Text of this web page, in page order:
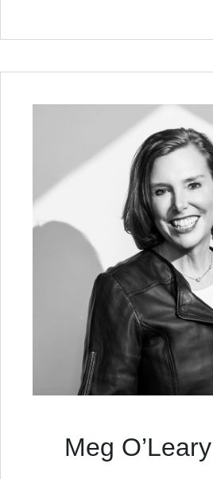
Meg O’Leary